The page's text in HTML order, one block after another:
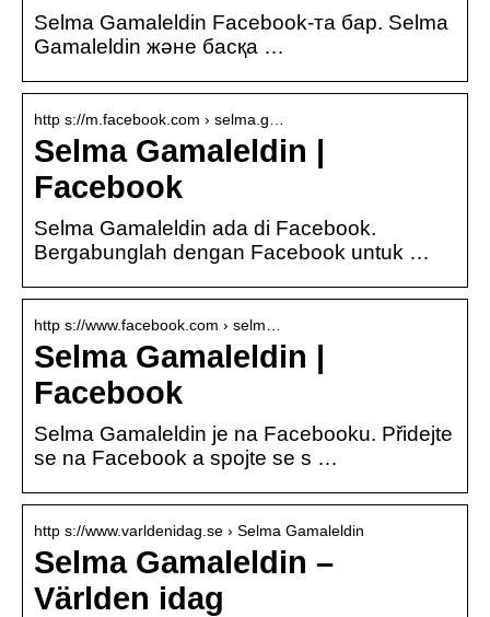
Selma Gamaleldin Facebook-та бар. Selma
Gamaleldin және басқа …
http s://m.facebook.com › selma.g…
Selma Gamaleldin |
Facebook
Selma Gamaleldin ada di Facebook.
Bergabunglah dengan Facebook untuk …
http s://www.facebook.com › selm…
Selma Gamaleldin |
Facebook
Selma Gamaleldin je na Facebooku. Přidejte
se na Facebook a spojte se s …
http s://www.varldenidag.se › Selma Gamaleldin
Selma Gamaleldin –
Världen idag